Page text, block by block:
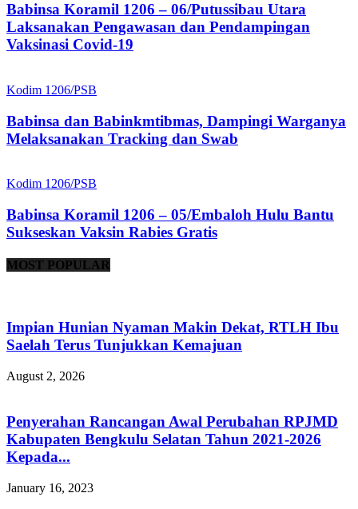
Babinsa Koramil 1206 – 06/Putussibau Utara
Laksanakan Pengawasan dan Pendampingan
Vaksinasi Covid-19
Kodim 1206/PSB
Babinsa dan Babinkmtibmas, Dampingi Warganya
Melaksanakan Tracking dan Swab
Kodim 1206/PSB
Babinsa Koramil 1206 – 05/Embaloh Hulu Bantu
Sukseskan Vaksin Rabies Gratis
MOST POPULAR
Impian Hunian Nyaman Makin Dekat, RTLH Ibu
Saelah Terus Tunjukkan Kemajuan
August 2, 2026
Penyerahan Rancangan Awal Perubahan RPJMD
Kabupaten Bengkulu Selatan Tahun 2021-2026
Kepada...
January 16, 2023